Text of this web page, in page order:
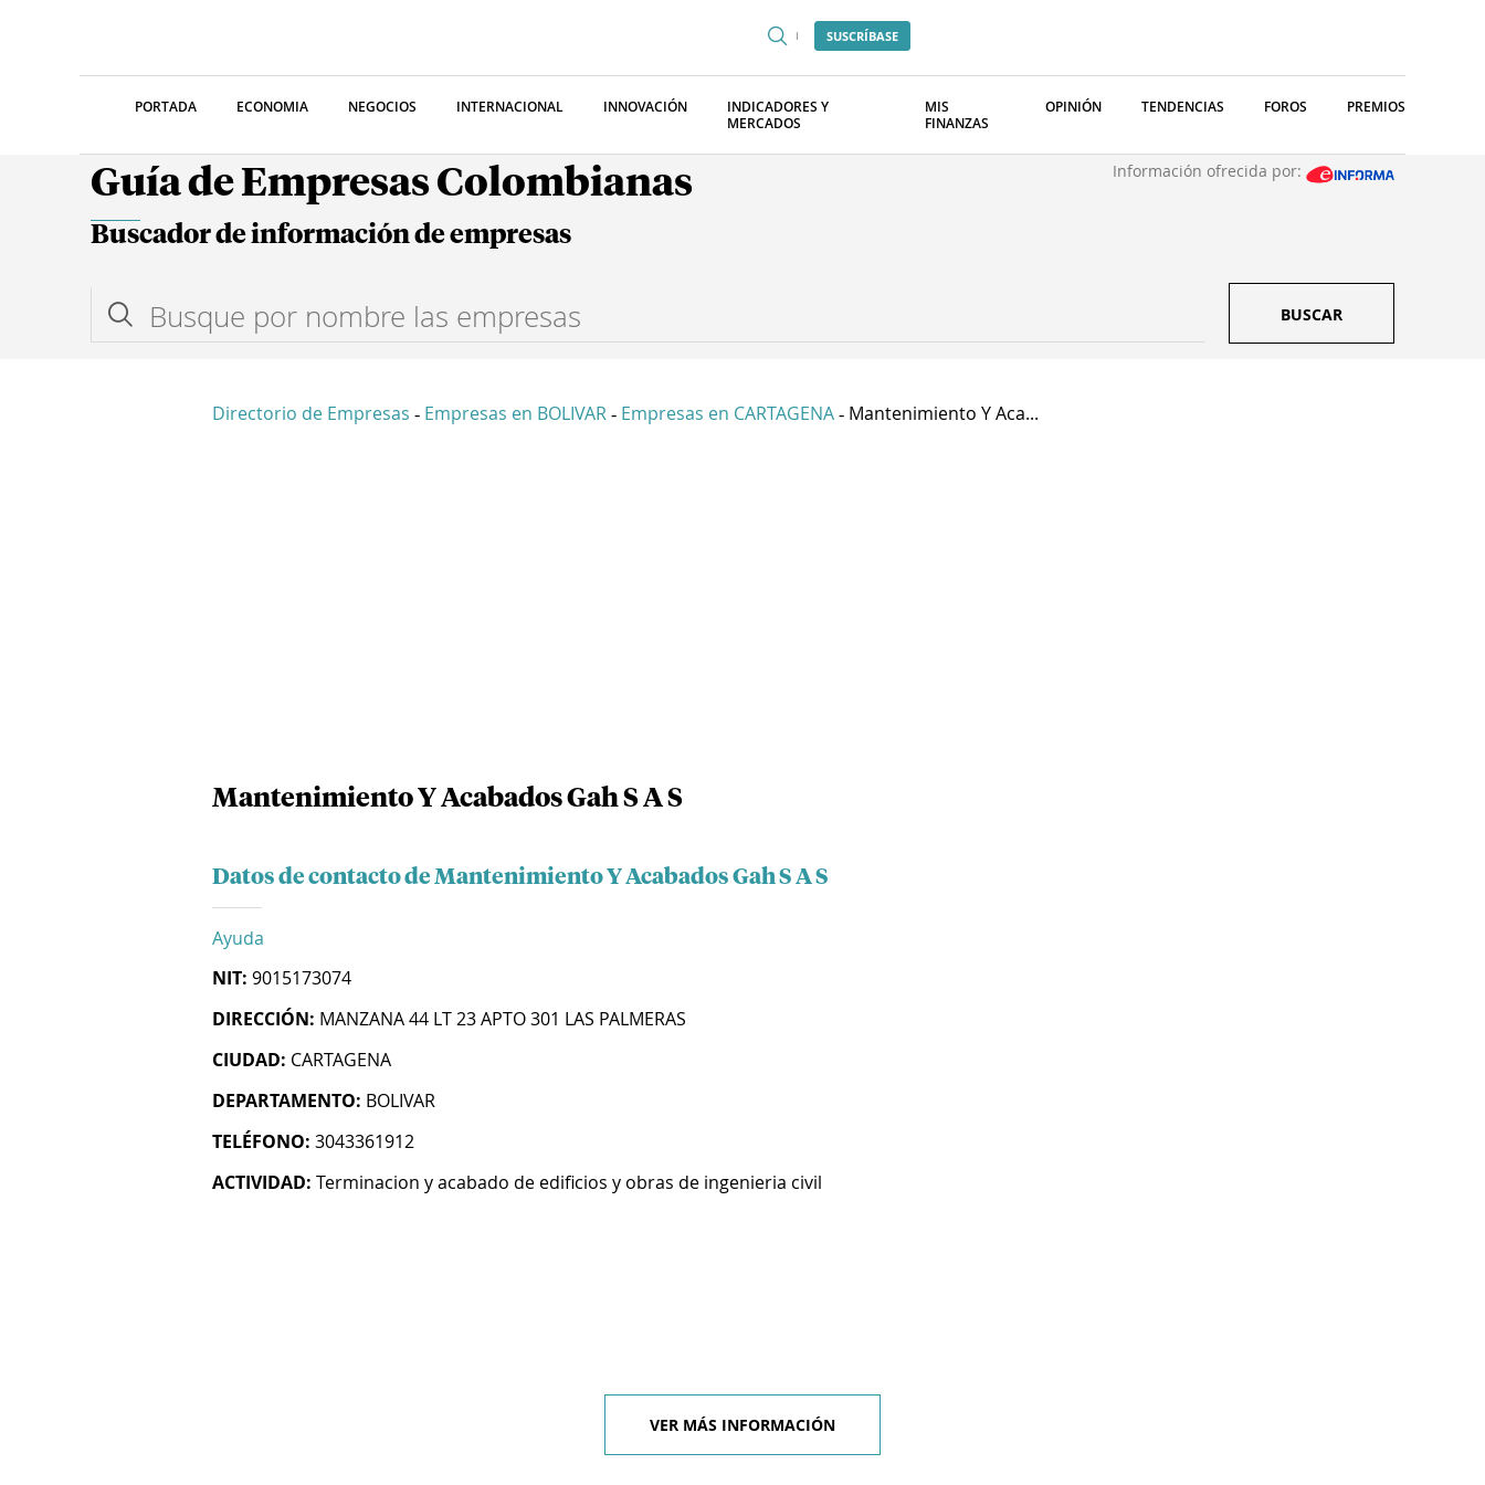
SUSCRÍBASE
PORTADA ECONOMIA NEGOCIOS INTERNACIONAL INNOVACIÓN
INDICADORES Y
MERCADOS
MIS
FINANZAS
OPINIÓN TENDENCIAS FOROS PREMIOS
Guía de Empresas Colombianas Información ofrecida por:
Buscador de información de empresas
BUSCAR
Directorio de Empresas - Empresas en BOLIVAR - Empresas en CARTAGENA - Mantenimiento Y Aca...
Mantenimiento Y Acabados Gah S A S
Datos de contacto de Mantenimiento Y Acabados Gah S A S
Ayuda
NIT: 9015173074
DIRECCIÓN: MANZANA 44 LT 23 APTO 301 LAS PALMERAS
CIUDAD: CARTAGENA
DEPARTAMENTO: BOLIVAR
TELÉFONO: 3043361912
ACTIVIDAD: Terminacion y acabado de edificios y obras de ingenieria civil
VER MÁS INFORMACIÓN